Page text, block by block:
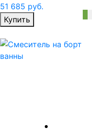
51 685 руб.
Купить